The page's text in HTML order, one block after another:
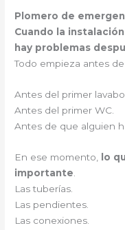
Plomero de
Cuando la
hay problemas
Todo empieza antes
Antes del primer lavabo.
Antes del primer WC.
Antes de que alguien
En ese momento,
lo
importante
Las tuberías.
Las pendientes.
Las conexiones.